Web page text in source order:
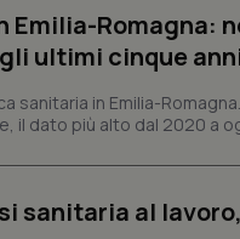
Emilia-Romagna:
ultimi cinque
sanitaria in Emilia-
il dato più alto dal 2020 a
sanitaria al
Fornitore/Dominio
YouTube
.youtube.com